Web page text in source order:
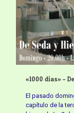
«1000 días» –
El pasado
capítulo de la